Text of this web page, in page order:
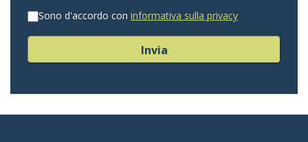
Sono d'accordo con informativa sulla privacy
Invia